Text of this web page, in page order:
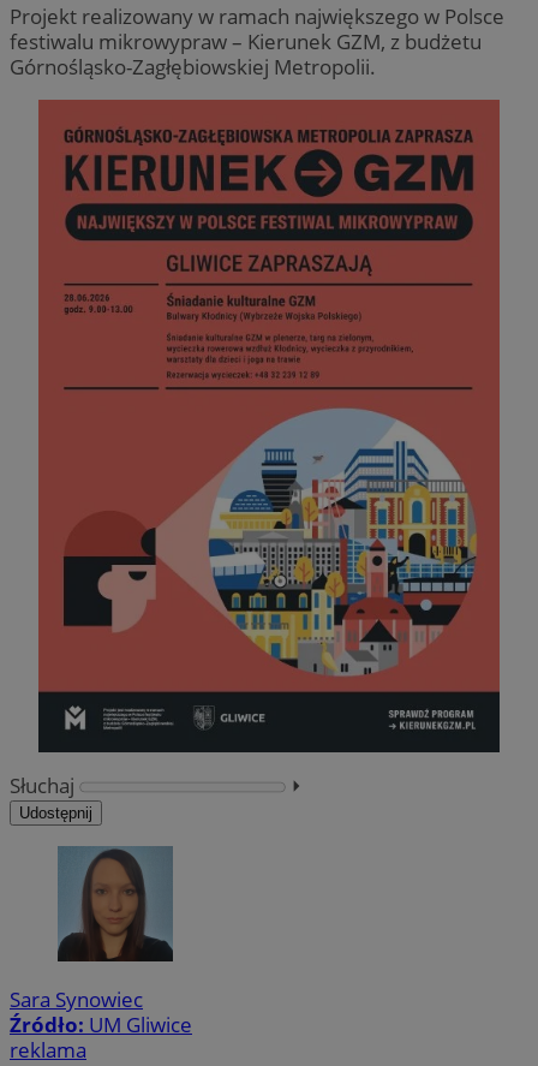
Projekt realizowany w ramach największego w Polsce
festiwalu mikrowypraw – Kierunek GZM, z budżetu
Górnośląsko-Zagłębiowskiej Metropolii.
Słuchaj ⏵︎
Udostępnij
Sara Synowiec
Źródło: UM Gliwice
reklama